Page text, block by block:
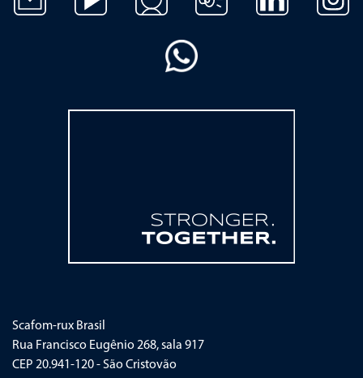
Scafom-rux Brasil
Rua Francisco Eugênio 268, sala 917
CEP 20.941-120 - São Cristovão